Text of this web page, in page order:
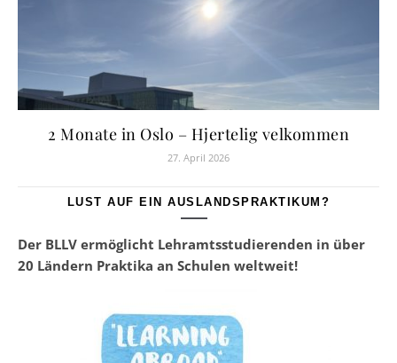
2 Monate in Oslo – Hjertelig velkommen
27. April 2026
LUST AUF EIN AUSLANDSPRAKTIKUM?
Der BLLV ermöglicht Lehramtsstudierenden in über
20 Ländern Praktika an Schulen weltweit!